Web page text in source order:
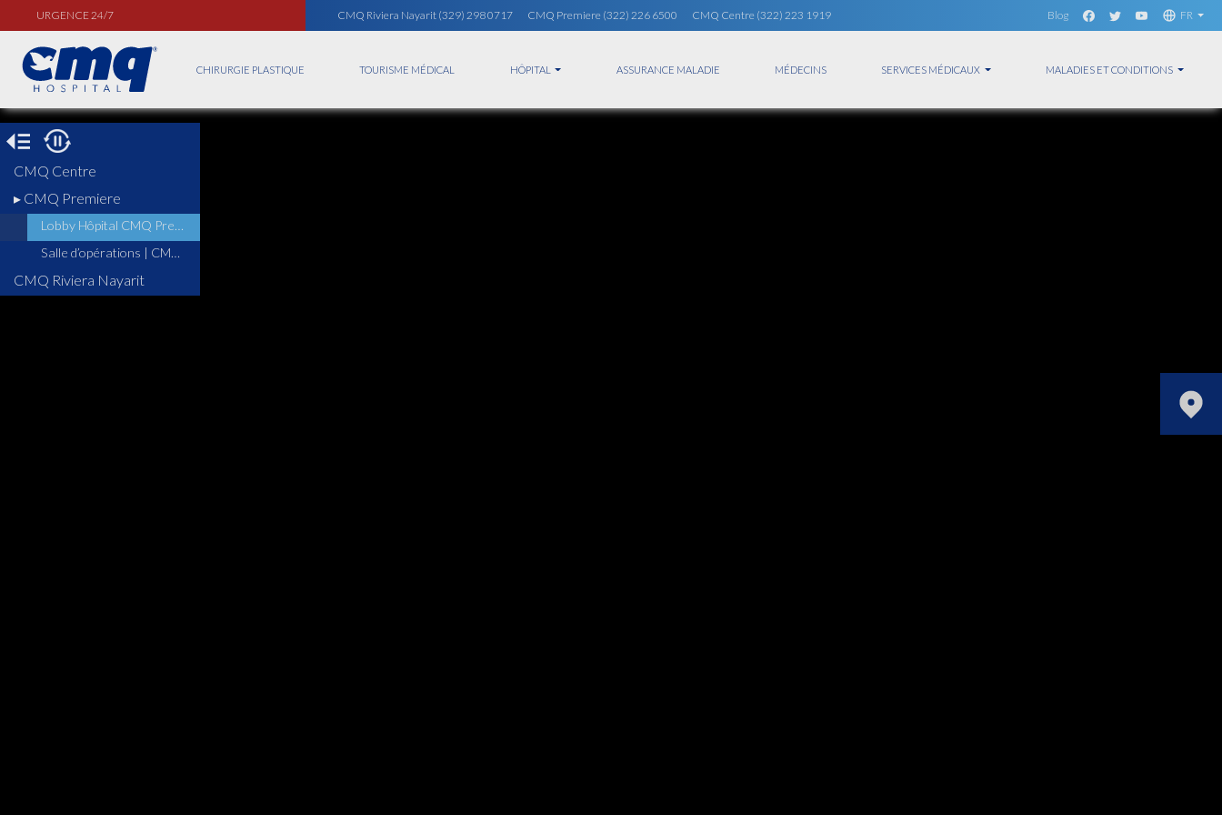
URGENCE 24/7 CMQ Riviera Nayarit (329) 298 0717 CMQ Premiere (322) 226 6500 CMQ Centre (322) 223 1919 Blog FR
CHIRURGIE PLASTIQUE TOURISME MÉDICAL HÔPITAL ASSURANCE MALADIE MÉDECINS SERVICES MÉDICAUX MALADIES ET CONDITIONS
CMQ Centre
▸ CMQ Premiere
Lobby Hôpital CMQ Premiere
Salle d’opérations | CMQ Premiere
CMQ Riviera Nayarit